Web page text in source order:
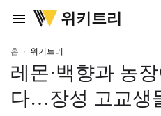
menu
위
키
리
위키트리
홈 위키트리
레몬·백향과 농
다…장성 고교생